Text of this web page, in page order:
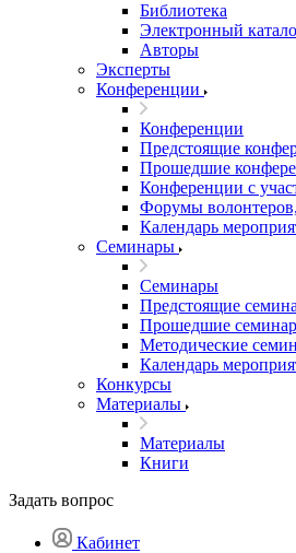
Библиотека
Электронный
Авторы
Эксперты
Конференции
Конференции
Предстоящие
Прошедшие
Конференции с
Форумы
Календарь
Семинары
Семинары
Предстоящие
Прошедшие
Методические
Календарь
Конкурсы
Материалы
Материалы
Книги
Задать вопрос
Кабинет